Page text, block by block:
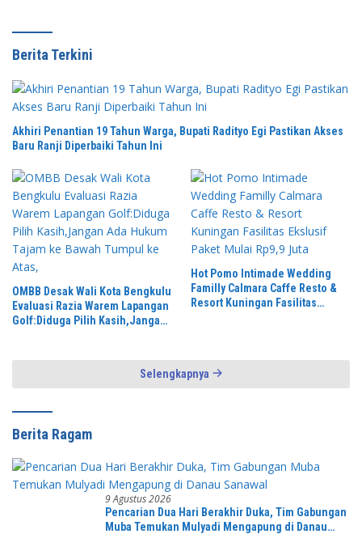
Berita Terkini
Akhiri Penantian 19 Tahun Warga, Bupati Radityo Egi Pastikan Akses
Baru Ranji Diperbaiki Tahun Ini
OMBB Desak Wali Kota Bengkulu
Evaluasi Razia Warem Lapangan
Golf:Diduga Pilih Kasih,Jangan
Hot Pomo Intimade Wedding
Familly Calmara Caffe Resto &
Resort Kuningan Fasilitas
Selengkapnya
Berita Ragam
9 Agustus 2026
Pencarian Dua Hari Berakhir Duka, Tim Gabungan
Muba Temukan Mulyadi Mengapung di Danau